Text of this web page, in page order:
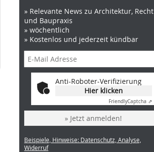
» Relevante News zu Architektur, Recht
und Baupraxis
» wöchentlich
» Kostenlos und jederzeit kündbar
Anti-Roboter-Verifizierung
Hier klicken
FriendlyCaptcha ⇗
» Jetzt anmelden!
Beispiele, Hinweise: Datenschutz, Analyse,
Widerruf